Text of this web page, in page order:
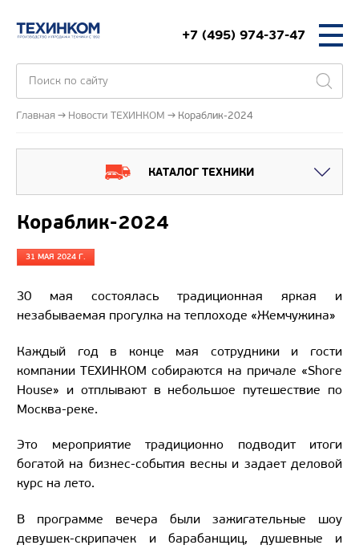
+7 (495) 974-37-47
Главная Новости ТЕХИНКОМ Кораблик-2024
КАТАЛОГ ТЕХНИКИ
Кораблик-2024
31 МАЯ 2024 Г.
30 мая состоялась традиционная яркая и
незабываемая прогулка на теплоходе «Жемчужина»
Каждый год в конце мая сотрудники и гости
компании ТЕХИНКОМ собираются на причале «Shore
House» и отплывают в небольшое путешествие по
Москва-реке.
Это мероприятие традиционно подводит итоги
богатой на бизнес-события весны и задает деловой
курс на лето.
В программе вечера были зажигательные шоу
девушек-скрипачек и барабанщиц, душевные и